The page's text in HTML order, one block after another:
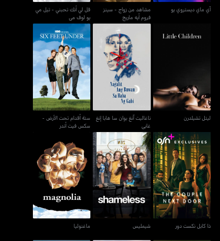
آي ماي ديستروي يو
مشاهد من زواج - سينز
فروم أيه ماريج
قل لي أنك تحبني - تيل مي
يو لوف مي
ليتل تشيلدرن
ناغاليت آنغ بوان سا هابا إنغ
غابي
ناغاليت آنغ بوان سا هابا إنغ
غابي
ستة أقدام تحت الأرض -
سكس فيت أندر
ستة أقدام تحت الأرض -
سكس فيت أندر
ذا كابل نكست دور
ذا كابل نكست دور
شيمليس
شيمليس
ماغنوليا
ماغنوليا